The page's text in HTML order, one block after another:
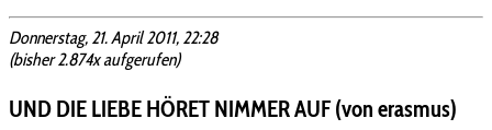
Donnerstag, 21. April 2011, 22:28
(bisher 2.874x aufgerufen)
UND DIE LIEBE HÖRET NIMMER AUF (von erasmus)